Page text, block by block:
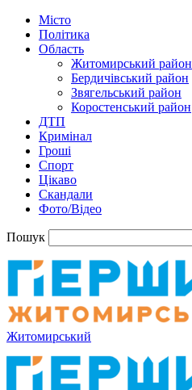
Місто
Політика
Область
Житомирський район
Бердичівський район
Звягельський район
Коростенський район
ДТП
Кримінал
Гроші
Спорт
Цікаво
Скандали
Фото/Відео
Пошук
Житомирський